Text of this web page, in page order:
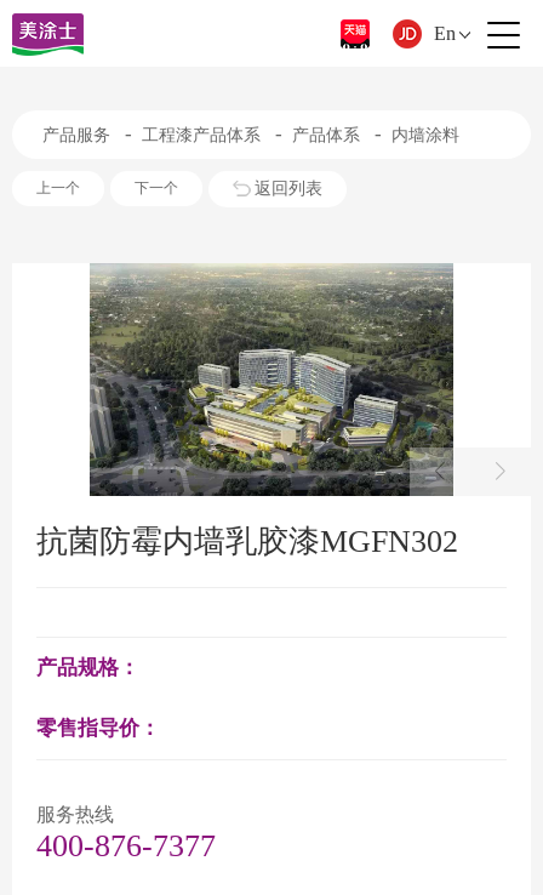
En
产品服务 - 工程漆产品体系 - 产品体系 - 内墙涂料
上一个 下一个 返回列表
抗菌防霉内墙乳胶漆MGFN302
产品规格：
零售指导价：
服务热线
400-876-7377